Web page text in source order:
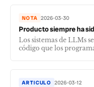
NOTA 2026-03-30
Producto siempre ha
Los sistemas de LLMs
código que los
ARTICULO 2026-03-12